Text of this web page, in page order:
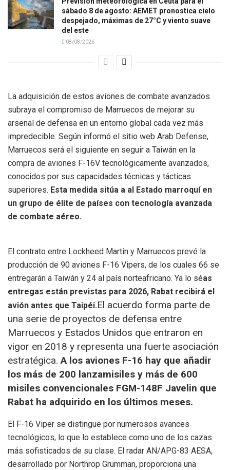
sábado 8 de agosto: AEMET pronostica cielo
despejado, máximas de 27°C y viento suave
del este
08/08/2026
La adquisición de estos aviones de combate avanzados
subraya el compromiso de Marruecos de mejorar su
arsenal de defensa en un entorno global cada vez más
impredecible. Según informó el sitio web Arab Defense,
Marruecos será el siguiente en seguir a Taiwán en la
compra de aviones F-16V tecnológicamente avanzados,
conocidos por sus capacidades técnicas y tácticas
superiores. Esta medida sitúa a al Estado marroquí en
un grupo de élite de países con tecnología avanzada
de combate aéreo.
El contrato entre Lockheed Martin y Marruecos prevé la
producción de 90 aviones F-16 Vipers, de los cuales 66 se
entregarán a Taiwán y 24 al país norteafricano. Ya lo séas
entregas están previstas para 2026, Rabat recibirá el
avión antes que Taipéi.El acuerdo forma parte de
una serie de proyectos de defensa entre
Marruecos y Estados Unidos que entraron en
vigor en 2018 y representa una fuerte asociación
estratégica. A los aviones F-16 hay que añadir
los más de 200 lanzamisiles y más de 600
misiles convencionales FGM-148F Javelin que
Rabat ha adquirido en los últimos meses.
El F-16 Viper se distingue por numerosos avances
tecnológicos, lo que lo establece como uno de los cazas
más sofisticados de su clase. El radar AN/APG-83 AESA,
desarrollado por Northrop Grumman, proporciona una